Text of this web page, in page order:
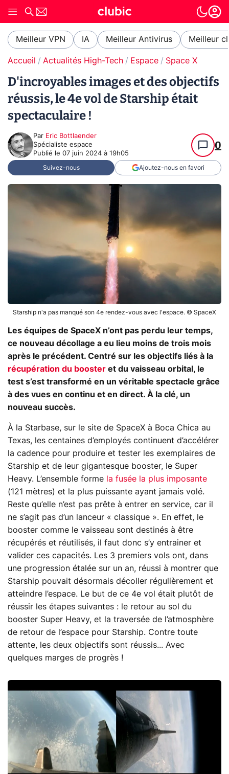
Meilleur VPN IA Meilleur Antivirus Meilleur
Accueil Actualités High-Tech Espace Space X
D'incroyables images et des objectifs
réussis, le 4e vol de Starship était
spectaculaire !
Par Eric Bottlaender
Spécialiste espace
Publié le 07 juin 2024 à 19h05
0
Suivez-nous Ajoutez-nous en favori
Starship n'a pas manqué son 4e rendez-vous avec l'espace. © SpaceX
Les équipes de SpaceX n’ont pas perdu leur temps,
ce nouveau décollage a eu lieu moins de trois mois
après le précédent. Centré sur les objectifs liés à la
récupération du booster et du vaisseau orbital, le
test s’est transformé en un véritable spectacle grâce
à des vues en continu et en direct. À la clé, un
nouveau succès.
À la Starbase, sur le site de SpaceX à Boca Chica au
Texas, les centaines d’employés continuent d’accélérer
la cadence pour produire et tester les exemplaires de
Starship et de leur gigantesque booster, le Super
Heavy. L’ensemble forme la fusée la plus imposante
(121 mètres) et la plus puissante ayant jamais volé.
Reste qu’elle n’est pas prête à entrer en service, car il
ne s’agit pas d’un lanceur « classique ». En effet, le
booster comme le vaisseau sont destinés à être
récupérés et réutilisés, il faut donc s’y entrainer et
valider ces capacités. Les 3 premiers vols ont, dans
une progression étalée sur un an, réussi à montrer que
Starship pouvait désormais décoller régulièrement et
atteindre l’espace. Le but de ce 4e vol était plutôt de
réussir les étapes suivantes : le retour au sol du
booster Super Heavy, et la traversée de l’atmosphère
de retour de l’espace pour Starship. Contre toute
attente, les deux objectifs sont réussis... Avec
quelques marges de progrès !